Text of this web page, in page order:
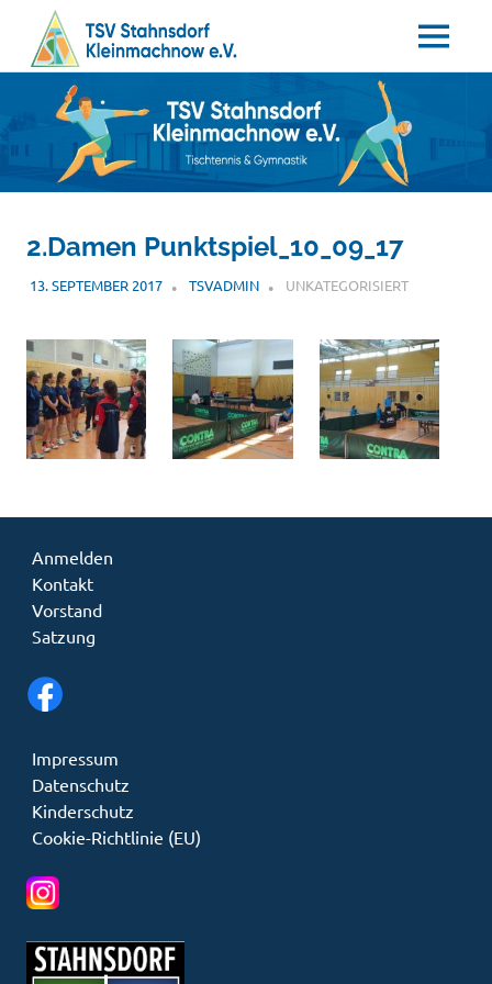
springen
TSV
Stahnsdorf
/
Kleinmachnow
Tischtennis
Gymnastik
MENÜ
2.Damen Punktspiel_10_09_17
13. SEPTEMBER 2017 TSVADMIN UNKATEGORISIERT
Anmelden
Kontakt
Vorstand
Satzung
Impressum
Datenschutz
Kinderschutz
Cookie-Richtlinie (EU)